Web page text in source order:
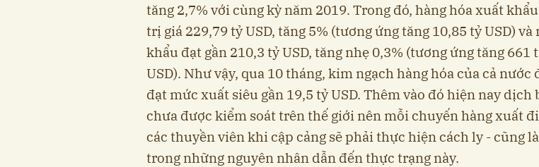
tăng 2,7% với cùng kỳ năm 2019. Trong đó, hàng hóa xuất
trị giá 229,79 tỷ USD, tăng 5% (tương ứng tăng 10,85 tỷ USD) và
khẩu đạt gần 210,3 tỷ USD, tăng nhẹ 0,3% (tương ứng tăng 661
USD). Như vậy, qua 10 tháng, kim ngạch hàng hóa của cả nước
đạt mức xuất siêu gần 19,5 tỷ USD. Thêm vào đó hiện nay dịch
chưa được kiểm soát trên thế giới nên mỗi chuyến hàng xuất
các thuyền viên khi cập cảng sẽ phải thực hiện cách ly - cũng
trong những nguyên nhân dẫn đến thực trạng này.